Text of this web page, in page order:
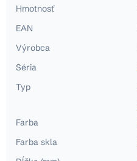
Hmotnosť
EAN
Výrobca
Séria
Typ
Farba
Farba skla